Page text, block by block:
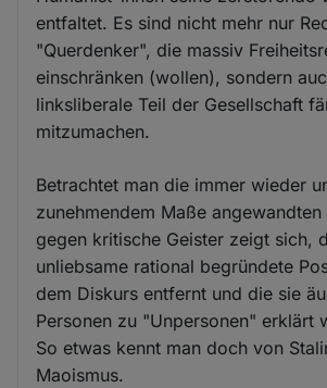
entfaltet. Es sind nicht mehr nur
"Querdenker", die massiv
einschränken (wollen), sondern
linksliberale Teil der Gesellschaft
mitzumachen.
Betrachtet man die immer wieder
zunehmendem Maße
gegen kritische Geister zeigt sich,
unliebsame rational begründete
dem Diskurs entfernt und die sie
Personen zu "Unpersonen" erklärt
So etwas kennt man doch von
Maoismus.